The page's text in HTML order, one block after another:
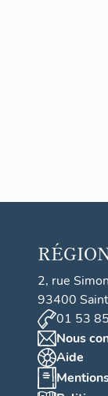
2, rue
93400
01 53
Nous
Aide